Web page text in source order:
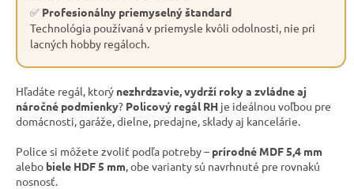
✅ Profesionálny priemyselný štandard
Technológia používaná v priemysle kvôli odolnosti, nie pri
lacných hobby regáloch.
Hľadáte regál, ktorý nezhrdzavie, vydrží roky a zvládne aj
náročné podmienky? Policový regál RH je ideálnou voľbou pre
domácnosti, garáže, dielne, predajne, sklady aj kancelárie.
Police si môžete zvoliť podľa potreby – prírodné MDF 5,4 mm
alebo biele HDF 5 mm , obe varianty sú navrhnuté pre rovnakú
nosnosť.